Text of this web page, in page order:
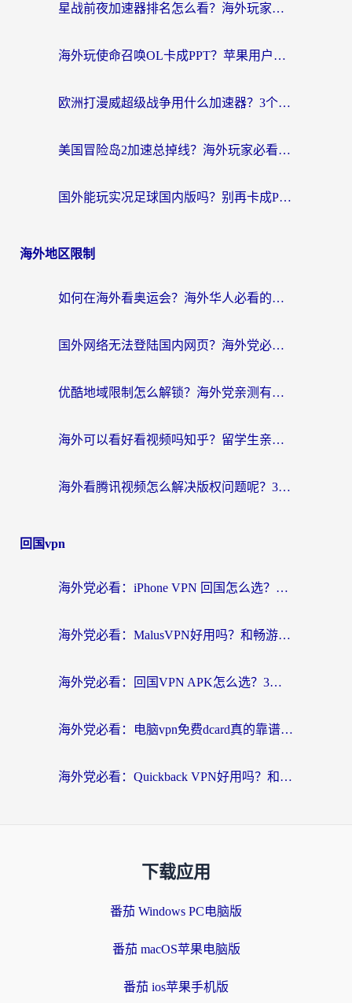
星战前夜加速器排名怎么看？海外玩家国服游戏畅玩终极指南（附欧洲玩跑跑我的起源解决方案）
海外玩使命召唤OL卡成PPT？苹果用户必看：使命召唤OL国外加速器下载苹果版指南
欧洲打漫威超级战争用什么加速器？3个海外游戏卡顿问题一次解决（附实测推荐）
美国冒险岛2加速总掉线？海外玩家必看的国服游戏加速器选择指南
国外能玩实况足球国内版吗？别再卡成PPT！海外党国服游戏加速全攻略
海外地区限制
如何在海外看奥运会？海外华人必看的体育赛事直播终极指南
国外网络无法登陆国内网页？海外党必看：选对回国加速器实现无缝访问
优酷地域限制怎么解锁？海外党亲测有效的追剧自由指南
海外可以看好看视频吗知乎？留学生亲测有效的回国追剧解决方案
海外看腾讯视频怎么解决版权问题呢？3步让你轻松解锁国内影视自由
回国vpn
海外党必看：iPhone VPN 回国怎么选？一篇搞定无缝访问国内资源
海外党必看：MalusVPN好用吗？和畅游VPN对比哪个回国效果更好？附穿梭飞鱼神龟真实体验
海外党必看：回国VPN APK怎么选？3步教你无缝刷国内剧玩国服
海外党必看：电脑vpn免费dcard真的靠谱吗？教你选对回国加速器无缝访问国内资源
海外党必看：Quickback VPN好用吗？和小黑牛VPN对比哪个回国效果更好？附真实体验+避坑指南
下载应用
番茄 Windows PC电脑版
番茄 macOS苹果电脑版
番茄 ios苹果手机版